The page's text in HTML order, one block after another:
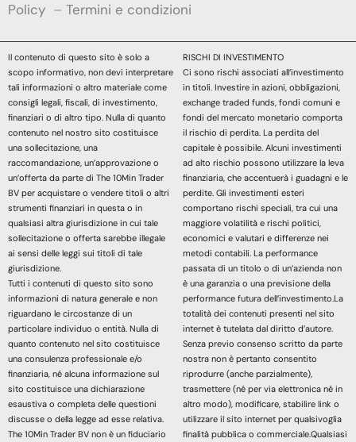
Policy – Termini e condizioni
Il contenuto di questo sito è solo a
scopo informativo, non devi interpretare
tali informazioni o altro materiale come
consigli legali, fiscali, di investimento,
finanziari o di altro tipo. Nulla di quanto
contenuto nel nostro sito costituisce
una sollecitazione, una
raccomandazione, un’approvazione o
un’offerta da parte di The 10Min Trader
BV per acquistare o vendere titoli o altri
strumenti finanziari in questa o in
qualsiasi altra giurisdizione in cui tale
sollecitazione o offerta sarebbe illegale
ai sensi delle leggi sui titoli di tale
giurisdizione.
Tutti i contenuti di questo sito sono
informazioni di natura generale e non
riguardano le circostanze di un
particolare individuo o entità. Nulla di
quanto contenuto nel sito costituisce
una consulenza professionale e/o
finanziaria, né alcuna informazione sul
sito costituisce una dichiarazione
esaustiva o completa delle questioni
discusse o della legge ad esse relativa.
The 10Min Trader BV non è un fiduciario
RISCHI DI INVESTIMENTO
Ci sono rischi associati all’investimento
in titoli. Investire in azioni, obbligazioni,
exchange traded funds, fondi comuni e
fondi del mercato monetario comporta
il rischio di perdita. La perdita del
capitale è possibile. Alcuni investimenti
ad alto rischio possono utilizzare la leva
finanziaria, che accentuerà i guadagni e le
perdite. Gli investimenti esteri
comportano rischi speciali, tra cui una
maggiore volatilità e rischi politici,
economici e valutari e differenze nei
metodi contabili. La performance
passata di un titolo o di un’azienda non
è una garanzia o una previsione della
performance futura dell’investimento.La
totalità dei contenuti presenti nel sito
internet è tutelata dal diritto d’autore.
Senza previo consenso scritto da parte
nostra non è pertanto consentito
riprodurre (anche parzialmente),
trasmettere (né per via elettronica né in
altro modo), modificare, stabilire link o
utilizzare il sito internet per qualsivoglia
finalità pubblica o commerciale.Qualsiasi